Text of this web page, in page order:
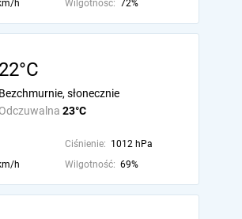
h Wilgotność: 72%
22°C
Odczuwalna 23°C
Bezchmurnie, słonecznie
Ciśnienie: 1012 hPa
h Wilgotność: 69%